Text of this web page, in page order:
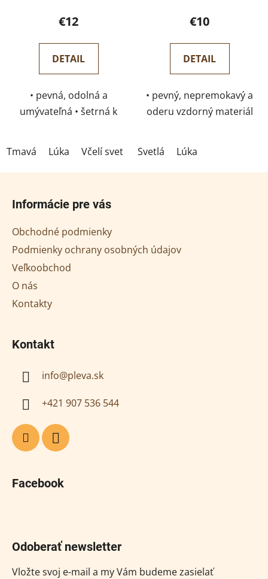
€12
DETAIL
• pevná, odolná a
umývateľná • šetrná k
Tmavá Lúka Včelí svet Pivonky
€10
DETAIL
• pevný, nepremokavý a
oderu vzdorný materiál
každodenné používanie
Svetlá Lúka
Informácie pre vás
Obchodné podmienky
Podmienky ochrany osobných údajov
Veľkoobchod
O nás
Kontakty
Kontakt
info@pleva.sk
+421 907 536 544
Facebook
Odoberať newsletter
Vložte svoj e-mail a my Vám budeme zasielať